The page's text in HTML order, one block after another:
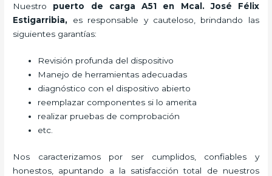
Nuestro puerto de carga A51
en Mcal. José Félix
Estigarribia, es responsable y cauteloso, brindando las
siguientes garantías:
Revisión profunda del dispositivo
Manejo de herramientas adecuadas
diagnóstico con el dispositivo abierto
reemplazar componentes si lo amerita
realizar pruebas de comprobación
etc.
Nos caracterizamos por ser cumplidos, confiables y
honestos, apuntando a la satisfacción total de nuestros